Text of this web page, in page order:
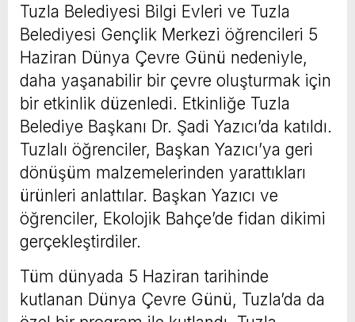
Tuzla Belediyesi Bilgi Evleri ve Tuzla
Belediyesi Gençlik Merkezi öğrencileri 5
Haziran Dünya Çevre Günü nedeniyle,
daha yaşanabilir bir çevre oluşturmak için
bir etkinlik düzenledi. Etkinliğe Tuzla
Belediye Başkanı Dr. Şadi Yazıcı’da katıldı.
Tuzlalı öğrenciler, Başkan Yazıcı’ya geri
dönüşüm malzemelerinden yarattıkları
ürünleri anlattılar. Başkan Yazıcı ve
öğrenciler, Ekolojik Bahçe’de fidan dikimi
gerçekleştirdiler.
Tüm dünyada 5 Haziran tarihinde
kutlanan Dünya Çevre Günü, Tuzla’da da